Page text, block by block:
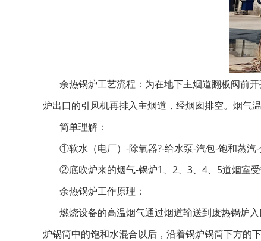
余热锅炉工艺流程：为在地下主烟道翻板阀前
炉出口的引风机再排入主烟道，经烟囱排空。烟气
简单理解：
①软水（电厂）-除氧器?-给水泵-汽包-饱和蒸汽
②底吹炉来的烟气-锅炉1、2、3、4、5道烟室
余热锅炉工作原理：
燃烧设备的高温烟气通过烟道输送到废热锅炉
炉锅筒中的饱和水混合以后，沿着锅炉锅筒下方的